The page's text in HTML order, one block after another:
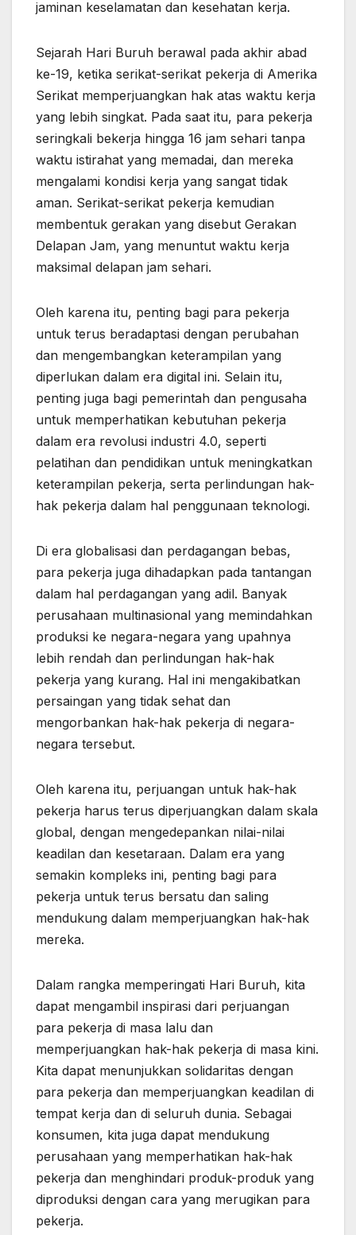
jaminan keselamatan dan kesehatan kerja.
Sejarah Hari Buruh berawal pada akhir abad
ke-19, ketika serikat-serikat pekerja di Amerika
Serikat memperjuangkan hak atas waktu kerja
yang lebih singkat. Pada saat itu, para pekerja
seringkali bekerja hingga 16 jam sehari tanpa
waktu istirahat yang memadai, dan mereka
mengalami kondisi kerja yang sangat tidak
aman. Serikat-serikat pekerja kemudian
membentuk gerakan yang disebut Gerakan
Delapan Jam, yang menuntut waktu kerja
maksimal delapan jam sehari.
Oleh karena itu, penting bagi para pekerja
untuk terus beradaptasi dengan perubahan
dan mengembangkan keterampilan yang
diperlukan dalam era digital ini. Selain itu,
penting juga bagi pemerintah dan pengusaha
untuk memperhatikan kebutuhan pekerja
dalam era revolusi industri 4.0, seperti
pelatihan dan pendidikan untuk meningkatkan
keterampilan pekerja, serta perlindungan hak-
hak pekerja dalam hal penggunaan teknologi.
Di era globalisasi dan perdagangan bebas,
para pekerja juga dihadapkan pada tantangan
dalam hal perdagangan yang adil. Banyak
perusahaan multinasional yang memindahkan
produksi ke negara-negara yang upahnya
lebih rendah dan perlindungan hak-hak
pekerja yang kurang. Hal ini mengakibatkan
persaingan yang tidak sehat dan
mengorbankan hak-hak pekerja di negara-
negara tersebut.
Oleh karena itu, perjuangan untuk hak-hak
pekerja harus terus diperjuangkan dalam skala
global, dengan mengedepankan nilai-nilai
keadilan dan kesetaraan. Dalam era yang
semakin kompleks ini, penting bagi para
pekerja untuk terus bersatu dan saling
mendukung dalam memperjuangkan hak-hak
mereka.
Dalam rangka memperingati Hari Buruh, kita
dapat mengambil inspirasi dari perjuangan
para pekerja di masa lalu dan
memperjuangkan hak-hak pekerja di masa kini.
Kita dapat menunjukkan solidaritas dengan
para pekerja dan memperjuangkan keadilan di
tempat kerja dan di seluruh dunia. Sebagai
konsumen, kita juga dapat mendukung
perusahaan yang memperhatikan hak-hak
pekerja dan menghindari produk-produk yang
diproduksi dengan cara yang merugikan para
pekerja.